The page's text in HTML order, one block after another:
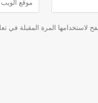
لاستخدامها المرة المقبلة في